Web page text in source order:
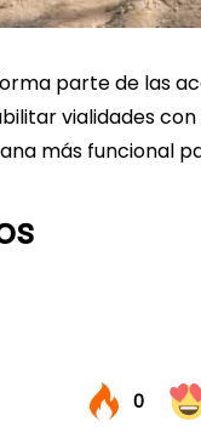
parte de las
vialidades
más funcional